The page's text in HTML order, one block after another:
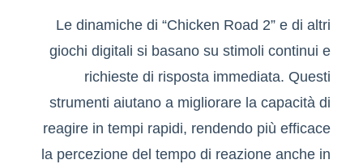
Le dinamiche di “Chicken Road 2” e di altri
giochi digitali si basano su stimoli continui e
richieste di risposta immediata. Questi
strumenti aiutano a migliorare la capacità di
reagire in tempi rapidi, rendendo più efficace
la percezione del tempo di reazione anche in